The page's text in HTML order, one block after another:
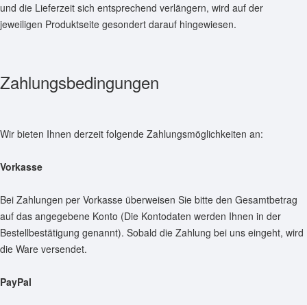
und die Lieferzeit sich entsprechend verlängern, wird auf der
jeweiligen Produktseite gesondert darauf hingewiesen.
Zahlungsbedingungen
Wir bieten Ihnen derzeit folgende Zahlungsmöglichkeiten an:
Vorkasse
Bei Zahlungen per Vorkasse überweisen Sie bitte den Gesamtbetrag
auf das angegebene Konto (Die Kontodaten werden Ihnen in der
Bestellbestätigung genannt). Sobald die Zahlung bei uns eingeht, wird
die Ware versendet.
PayPal